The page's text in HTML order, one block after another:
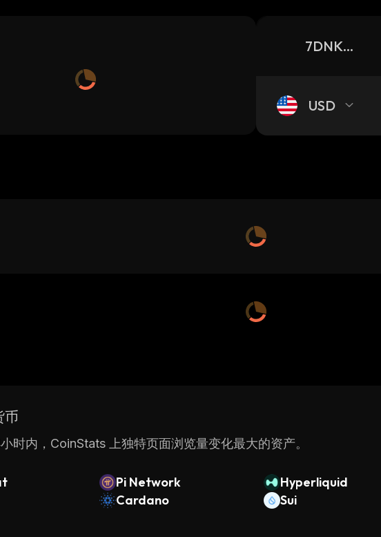
7DNKmPcozDT87qpQx47NMhjGV4FT8x8YetdiyQYTfFS4_solana
USD
币
时内，CoinStats 上独特页面浏览量变化最大的资产。
Pi Network Hyperliquid
Cardano Sui